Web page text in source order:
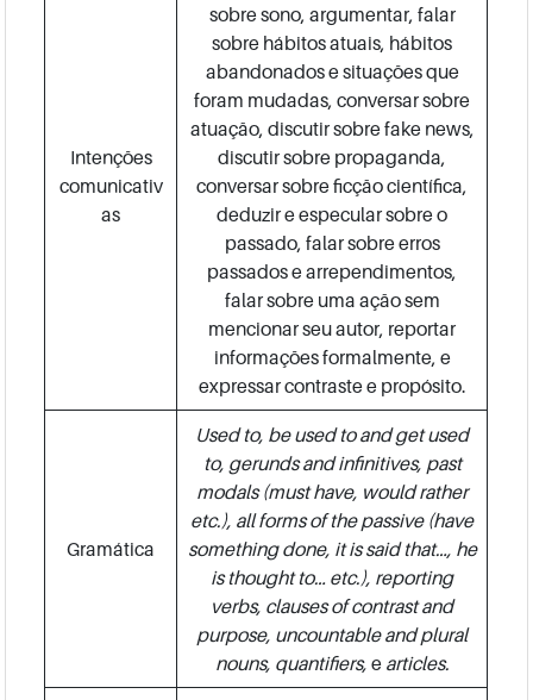
Intenções
comunicativ
as
sobre sono, argumentar, falar
sobre hábitos atuais, hábitos
abandonados e situações que
foram mudadas, conversar sobre
atuação, discutir sobre fake news,
discutir sobre propaganda,
conversar sobre ficção científica,
deduzir e especular sobre o
passado, falar sobre erros
passados e arrependimentos,
falar sobre uma ação sem
mencionar seu autor, reportar
informações formalmente, e
expressar contraste e propósito.
Gramática
Used to, be used to and get used
to, gerunds and infinitives, past
modals (must have, would rather
etc.), all forms of the passive (have
something done, it is said that…, he
is thought to… etc.), reporting
verbs, clauses of contrast and
purpose, uncountable and plural
nouns, quantifiers, earticles.